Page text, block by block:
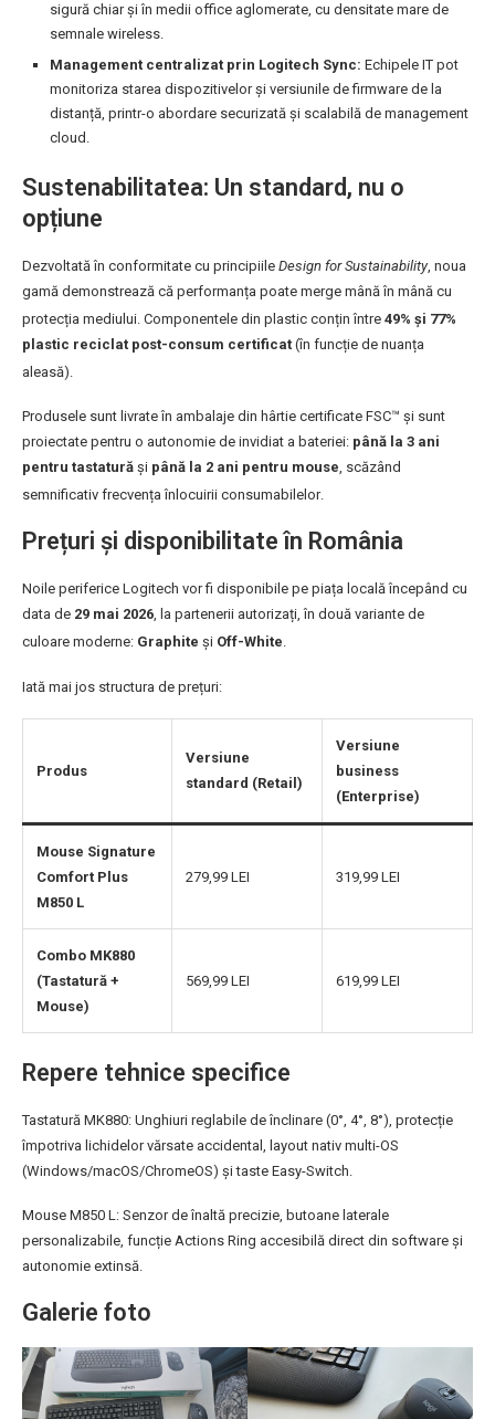
sigură chiar și în medii office aglomerate, cu densitate mare de
semnale wireless.
Management centralizat prin Logitech Sync: Echipele IT pot
monitoriza starea dispozitivelor și versiunile de firmware de la
distanță, printr-o abordare securizată și scalabilă de management
cloud.
Sustenabilitatea: Un standard, nu o
opțiune
Dezvoltată în conformitate cu principiile Design for Sustainability, noua
gamă demonstrează că performanța poate merge mână în mână cu
protecția mediului . Componentele din plastic conțin între 49% și 77%
plastic reciclat post-consum certificat (în funcție de nuanța
aleasă).
Produsele sunt livrate în ambalaje din hârtie certificate FSC™ și sunt
proiectate pentru o autonomie de invidiat a bateriei: până la 3 ani
pentru tastatură și până la 2 ani pentru mouse, scăzând
semnificativ frecvența înlocuirii consumabilelor.
Prețuri și disponibilitate în România
Noile periferice Logitech vor fi disponibile pe piața locală începând cu
data de 29 mai 2026, la partenerii autorizați, în două variante de
culoare moderne: Graphite și Off-White.
Iată mai jos structura de prețuri:
Produs
Versiune
standard (Retail)
Versiune
business
(Enterprise)
Mouse Signature
Comfort Plus
M850 L
279,99 LEI 319,99 LEI
Combo MK880
(Tastatură +
Mouse)
569,99 LEI 619,99 LEI
Repere tehnice specifice
Tastatură MK880: Unghiuri reglabile de înclinare (0°, 4°, 8°), protecție
împotriva lichidelor vărsate accidental, layout nativ multi-OS
(Windows/macOS/ChromeOS) și taste Easy-Switch.
Mouse M850 L: Senzor de înaltă precizie, butoane laterale
personalizabile, funcție Actions Ring accesibilă direct din software și
autonomie extinsă.
Galerie foto